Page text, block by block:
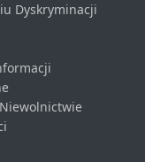
Dyskryminacji